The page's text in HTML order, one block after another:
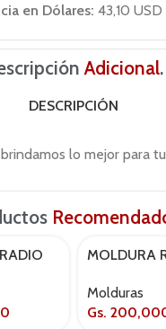
en Dólares: 43,10 USD
Adicional.
DESCRIPCIÓN
lo mejor para
9″
MOLDURA
VITZ 2005-
SILVER
Molduras
Gs.